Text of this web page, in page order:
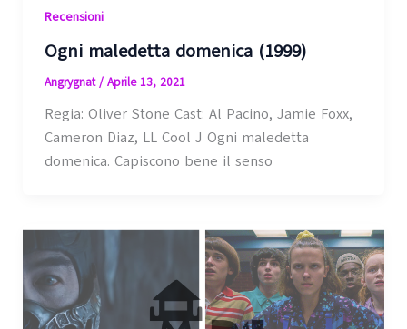
Recensioni
Ogni maledetta domenica (1999)
Angrygnat/ Aprile 13, 2021
Regia: Oliver Stone Cast: Al Pacino, Jamie Foxx,
Cameron Diaz, LL Cool J Ogni maledetta
domenica. Capiscono bene il senso